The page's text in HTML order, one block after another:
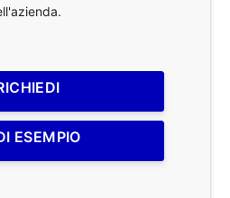
ESEMPIO